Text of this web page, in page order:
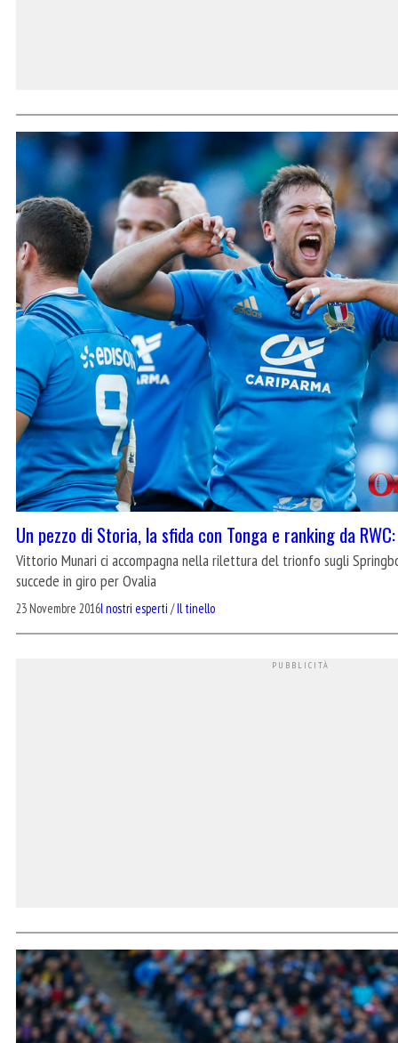
Un pezzo di Storia, la sfida con Tonga e ranking da
Vittorio Munari ci accompagna nella rilettura del trionfo sugli
succede in giro per Ovalia
23 Novembre 2016I nostri esperti /Il tinello